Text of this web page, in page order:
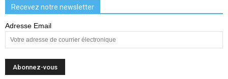
Recevez notre newsletter
Adresse Email